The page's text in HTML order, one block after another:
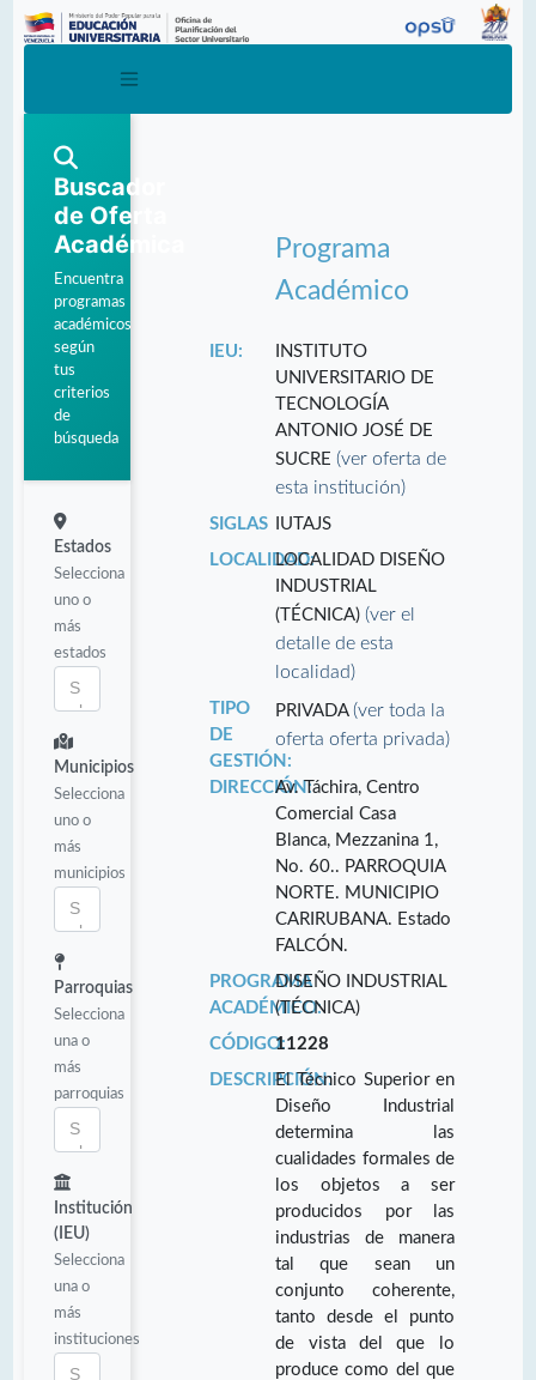
Buscador
de Oferta
Académica
Encuentra
programas
académicos
según
tus
criterios
de
búsqueda
Estados
Selecciona
uno o
más
estados
Municipios
Selecciona
uno o
más
municipios
Parroquias
Selecciona
una o
más
parroquias
Institución
(IEU)
Selecciona
una o
más
instituciones
Programa
Académico
IEU:
INSTITUTO
UNIVERSITARIO DE
TECNOLOGÍA
ANTONIO JOSÉ DE
SUCRE(ver oferta de
esta institución)
SIGLAS
IUTAJS
LOCALIDAD:LOCALIDAD DISEÑO
INDUSTRIAL
(TÉCNICA)(ver el
detalle de esta
localidad)
TIPO
DE
GESTIÓN:
PRIVADA(ver toda la
oferta oferta privada)
DIRECCIÓN:Av. Táchira, Centro
Comercial Casa
Blanca, Mezzanina 1,
No. 60.. PARROQUIA
NORTE. MUNICIPIO
CARIRUBANA. Estado
FALCÓN.
PROGRAMA
ACADÉMICO:
DISEÑO INDUSTRIAL
(TÉCNICA)
CÓDIGO:11228
DESCRIPCIÓN:El Técnico Superior en
Diseño Industrial
determina las
cualidades formales de
los objetos a ser
producidos por las
industrias de manera
tal que sean un
conjunto coherente,
tanto desde el punto
de vista del que lo
produce como del que